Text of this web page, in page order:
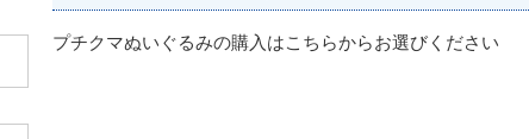
プチクマぬいぐるみの購入はこちらからお選びください